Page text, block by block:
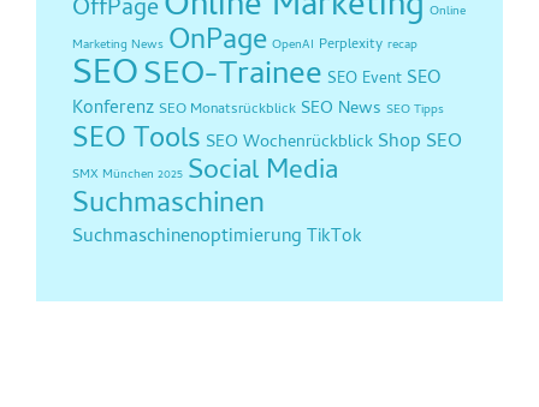
OffPage
Online
Marketing News OnPage OpenAI Perplexity recap
SEOSEO-Trainee SEO Event SEO
Konferenz SEO Monatsrückblick SEO News SEO Tipps
SEO Tools SEO Wochenrückblick Shop SEO
SMX München 2025 Social Media
Suchmaschinen
Suchmaschinenoptimierung TikTok